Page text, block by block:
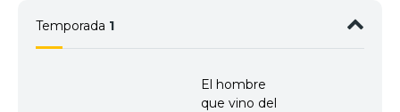
Temporada 1
El hombre
que vino del